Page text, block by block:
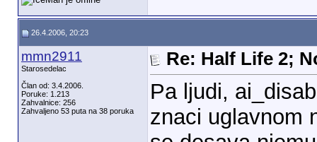
26.4.2006, 20:23
mmn2911
Starosedelac
Član od: 3.4.2006.
Poruke: 1.213
Zahvalnice: 256
Zahvaljeno 53 puta na 38 poruka
Re: Half Life 2;
Pa ljudi,
znaci uglavnom